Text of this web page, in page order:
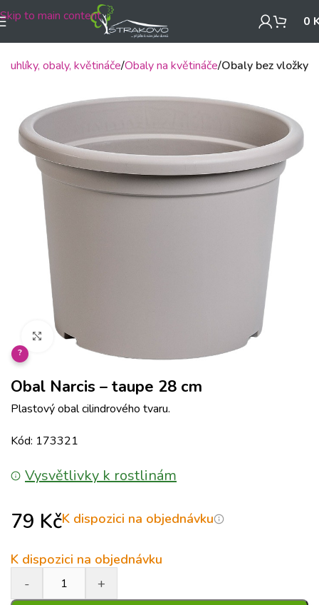
Skip to main content 0
Truhlíky, obaly, květináče Obaly na květináče Obaly bez vložky
Klikněte pro zvětšení
?
Obal Narcis – taupe 28 cm
Plastový obal cilindrového tvaru.
Kód: 173321
Vysvětlivky k rostlinám
79 KčK dispozici na objednávku
K dispozici na objednávku